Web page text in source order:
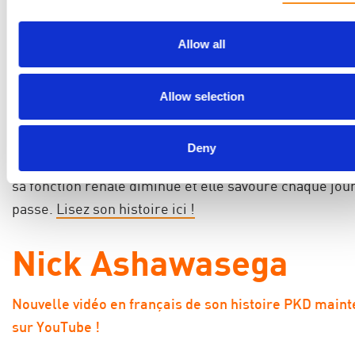
Allow all
Allow selection
Deny
relativement en bonne santé à l'extérieur. Je suis
Ce mois-ci,Wendy partage son histoire avec la
a été diagnostiquée à l'âge de 18 ans, son père ayant
sa fonction rénale diminue et elle savoure chaque
passe. Lisez son histoire ici !
Nick Ashawasega
Nouvelle vidéo en français de son histoire PKD
sur YouTube !